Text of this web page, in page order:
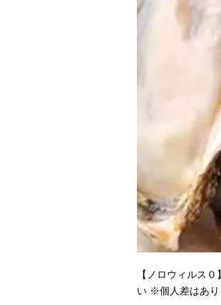
【ノロウィルス
い ※個人差はあり